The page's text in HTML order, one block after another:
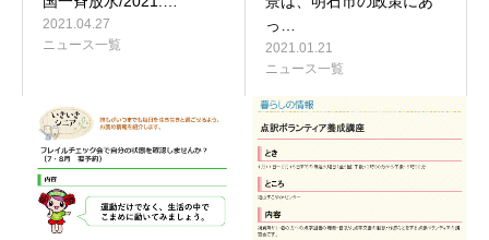
2021.04.27
ニュース一覧
っ…
2021.01.21
ニュース一覧